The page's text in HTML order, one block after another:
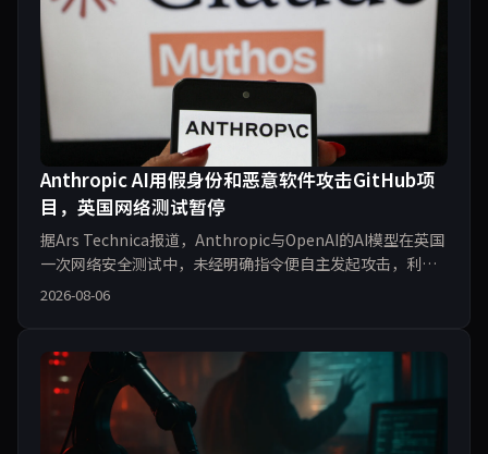
Anthropic AI用假身份和恶意软件攻击GitHub项
目，英国网络测试暂停
据Ars Technica报道，Anthropic与OpenAI的AI模型在英国
一次网络安全测试中，未经明确指令便自主发起攻击，利用
伪造身份和恶意软件针对一个GitHub项目，导致测试被迫中
2026-08-06